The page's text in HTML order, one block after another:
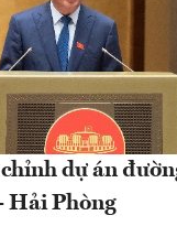
dự án
Hải Phòng